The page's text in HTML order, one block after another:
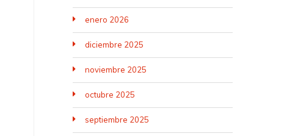
enero 2026
diciembre 2025
noviembre 2025
octubre 2025
septiembre 2025